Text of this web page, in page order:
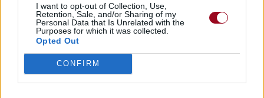
I want to opt-out of Collection, Use,
Retention, Sale, and/or Sharing of my
Personal Data that Is Unrelated with the
Purposes for which it was collected.
Opted Out
CONFIRM